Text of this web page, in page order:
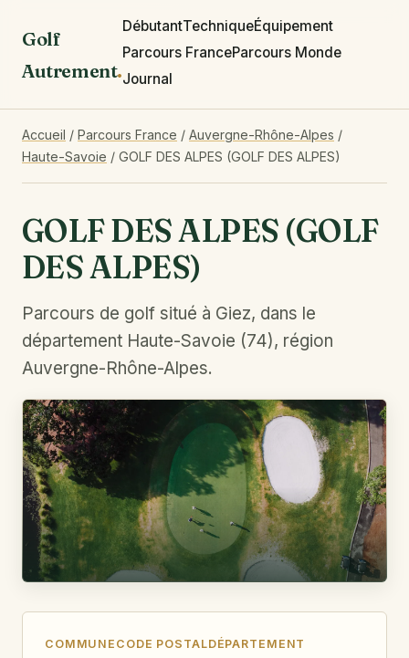
Golf
Autrement.
DébutantTechniqueÉquipement
Parcours FranceParcours Monde
Journal
Accueil / Parcours France / Auvergne-Rhône-Alpes /
Haute-Savoie / GOLF DES ALPES (GOLF DES ALPES)
GOLF DES ALPES (GOLF
DES ALPES)
Parcours de golf situé à Giez, dans le
département Haute-Savoie (74), région
Auvergne-Rhône-Alpes.
COMMUNE CODE POSTALDÉPARTEMENT